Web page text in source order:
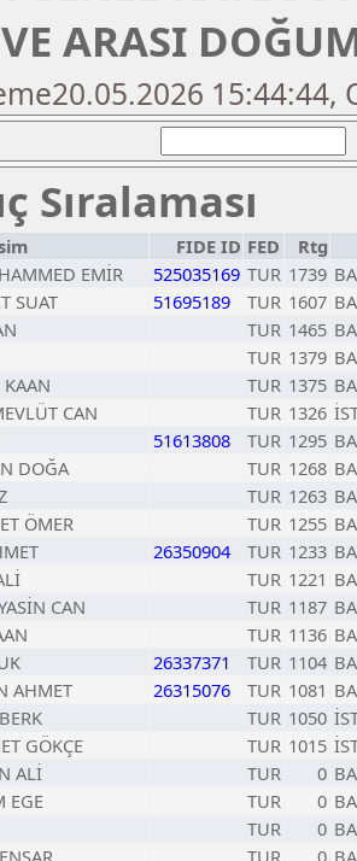
ARASI
Sıralaması
FIDE ID FED
Rtg
EMİR 525035169 TUR 1739
SUAT 51695189 TUR 1607
TUR 1465
TUR 1379
KAAN TUR 1375
CAN TUR 1326
51613808 TUR 1295
DOĞA TUR 1268
TUR 1263
ÖMER TUR 1255
26350904 TUR 1233
TUR 1221
CAN TUR 1187
TUR 1136
26337371 TUR 1104
AHMET 26315076 TUR 1081
TUR 1050
GÖKÇE TUR 1015
ALİ TUR 0
EGE TUR 0
TUR 0
TUR 0